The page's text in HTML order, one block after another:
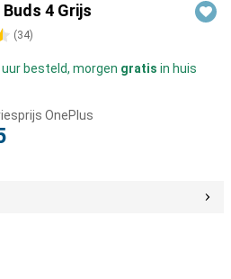
4 Grijs
(34)
uur besteld, morgen gratis in huis
OnePlus